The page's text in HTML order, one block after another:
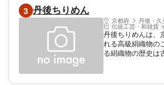
3 丹後ちりめん
京都府 丹後・久
伝統工芸・和雑貨
丹後ちりめんは、
れる高級絹織物の
る絹織物の歴史は